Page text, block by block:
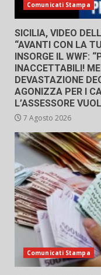
Comunicati Stampa
SICILIA, VIDEO
“AVANTI CON LA
INSORGE IL WWF:
INACCETTABILI!
DEVASTAZIONE
AGONIZZA PER I
L’ASSESSORE
7 Agosto 2026
Comunicati Stampa